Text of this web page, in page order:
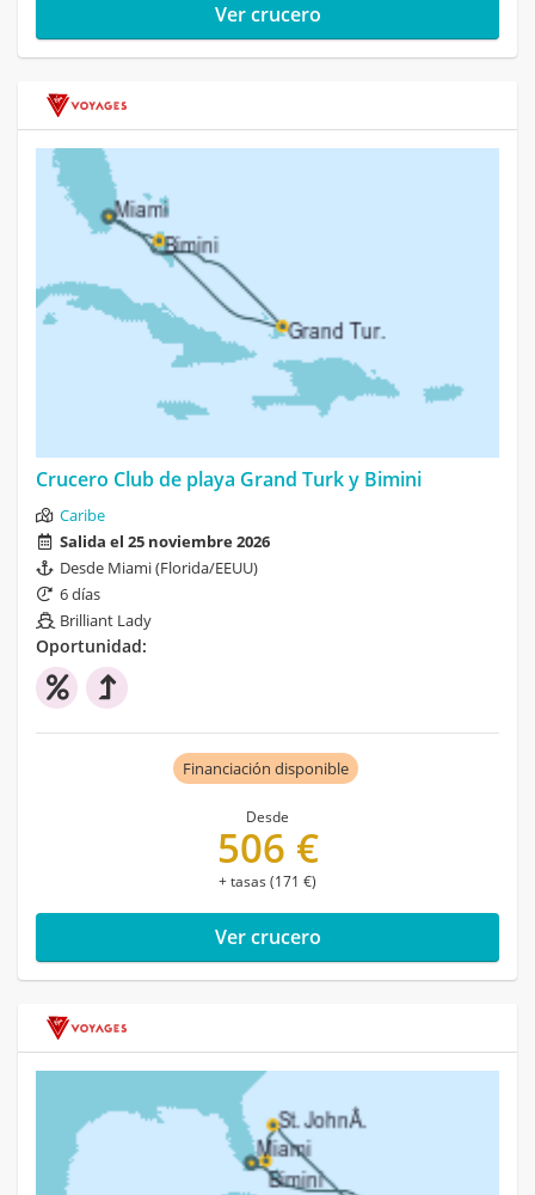
Ver crucero
Crucero Club de playa Grand Turk y Bimini
Caribe
Salida el 25 noviembre 2026
Desde Miami (Florida/EEUU)
6 días
Brilliant Lady
Oportunidad:
Financiación disponible
Desde
506 €
+ tasas (171 €)
Ver crucero